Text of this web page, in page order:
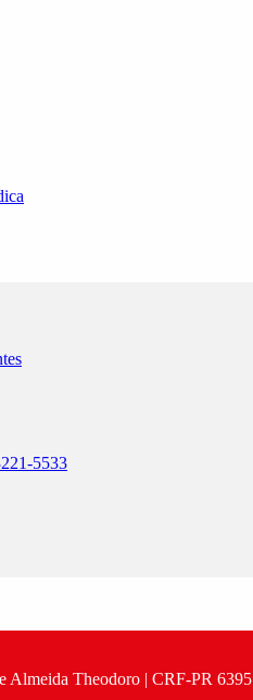
5533
Almeida Theodoro | CRF-PR 6395